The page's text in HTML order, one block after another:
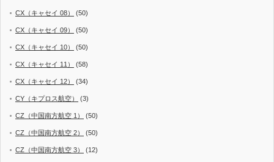
CX（キャセイ 08） (50)
CX（キャセイ 09） (50)
CX（キャセイ 10） (50)
CX（キャセイ 11） (58)
CX（キャセイ 12） (34)
CY（キプロス航空） (3)
CZ（中国南方航空 1） (50)
CZ（中国南方航空 2） (50)
CZ（中国南方航空 3） (12)